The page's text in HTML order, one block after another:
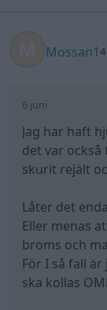
Mossan1
6 juni
Jag har haft
det var
skurit rejält
Låter det
Eller menas
broms och
För I så fall
ska kollas